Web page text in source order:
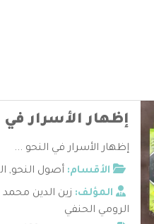
إظهار الأسرار في
إظهار الأسرار في النحو ...
الأقسام: أصول النحو,
المؤلف: زين الدين محمد
الرومي الحنفي